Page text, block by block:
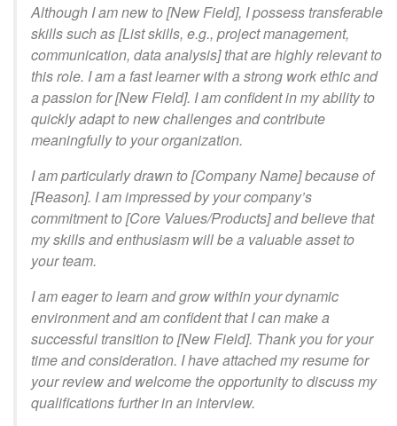
Although I am new to [New Field], I possess transferable
skills such as [List skills, e.g., project management,
communication, data analysis] that are highly relevant to
this role. I am a fast learner with a strong work ethic and
a passion for [New Field]. I am confident in my ability to
quickly adapt to new challenges and contribute
meaningfully to your organization.
I am particularly drawn to [Company Name] because of
[Reason]. I am impressed by your company’s
commitment to [Core Values/Products] and believe that
my skills and enthusiasm will be a valuable asset to
your team.
I am eager to learn and grow within your dynamic
environment and am confident that I can make a
successful transition to [New Field]. Thank you for your
time and consideration. I have attached my resume for
your review and welcome the opportunity to discuss my
qualifications further in an interview.